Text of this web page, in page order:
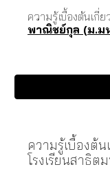
ความรู้เบื้องต้นเกี่
พาณิชย์กุล (ม.ม
ความรู้เบื้องต้น
โรงเรียนสาธิต